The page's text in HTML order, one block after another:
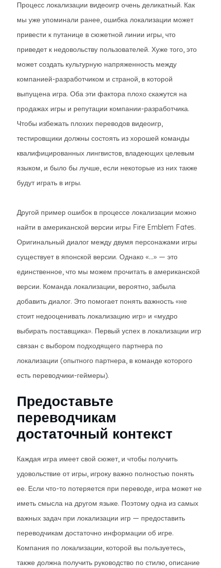
Процесс локализации видеоигр очень деликатный. Как
мы уже упоминали ранее, ошибка локализации может
привести к путанице в сюжетной линии игры, что
приведет к недовольству пользователей. Хуже того, это
может создать культурную напряженность между
компанией-разработчиком и страной, в которой
выпущена игра. Оба эти фактора плохо скажутся на
продажах игры и репутации компании-разработчика.
Чтобы избежать плохих переводов видеоигр,
тестировщики должны состоять из хорошей команды
квалифицированных лингвистов, владеющих целевым
языком, и было бы лучше, если некоторые из них также
будут играть в игры.
Другой пример ошибок в процессе локализации можно
найти в американской версии игры Fire Emblem Fates.
Оригинальный диалог между двумя персонажами игры
существует в японской версии. Однако «...» — это
единственное, что мы можем прочитать в американской
версии. Команда локализации, вероятно, забыла
добавить диалог. Это помогает понять важность «не
стоит недооценивать локализацию игр» и «мудро
выбирать поставщика». Первый успех в локализации игр
связан с выбором подходящего партнера по
локализации (опытного партнера, в команде которого
есть переводчики-геймеры).
Предоставьте
переводчикам
достаточный контекст
Каждая игра имеет свой сюжет, и чтобы получить
удовольствие от игры, игроку важно полностью понять
ее. Если что-то потеряется при переводе, игра может не
иметь смысла на другом языке. Поэтому одна из самых
важных задач при локализации игр — предоставить
переводчикам достаточно информации об игре.
Компания по локализации, которой вы пользуетесь,
также должна получить руководство по стилю, описание